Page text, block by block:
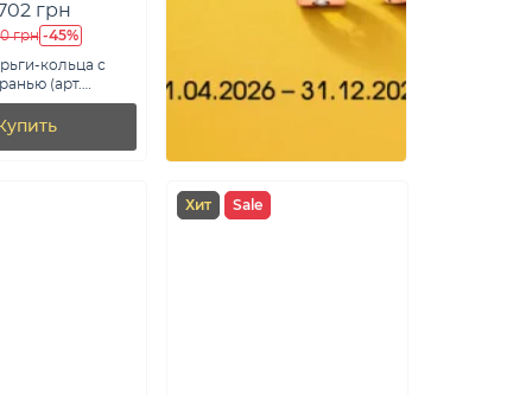
грн
грн -45%
кольца с
(арт.
Хит Sale